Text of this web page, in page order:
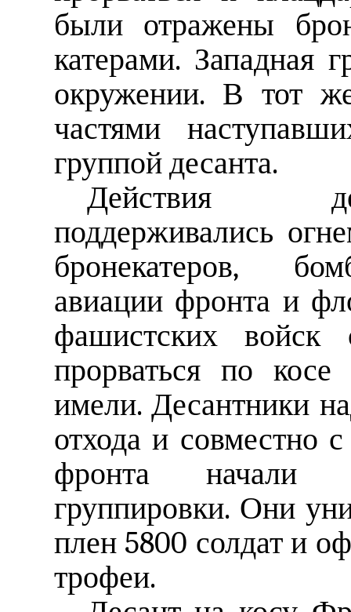
были отражены
катерами. Западная
окружении. В тот
частями
группой десанта.
Действия
поддерживались
бронекатеров,
авиации фронта и
фашистских
прорваться по
имели. Десантники
отхода и совместно
фронта начали
группировки. Они
плен 5800 солдат и
трофеи.